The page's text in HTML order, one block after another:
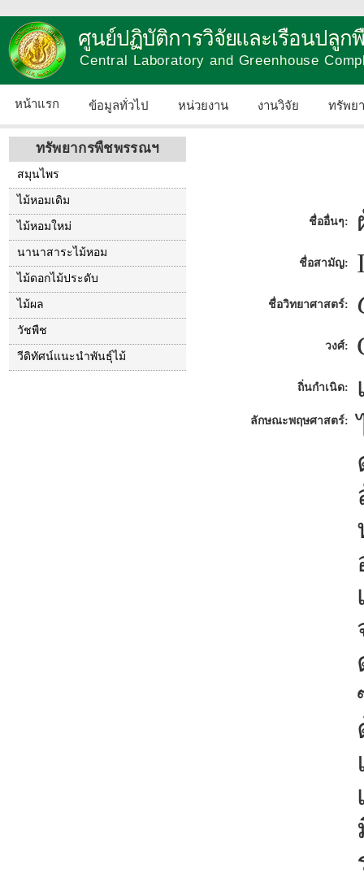
ศูนย์ปฏิบัติการวิจัยและเรือนปลูก
Central Laboratory and Greenhouse
หน้าแรก ข้อมูลทั่วไป หน่วยงาน งานวิจัย ทรัพย
ทรัพยากรพืชพรรณฯ
สมุนไพร
ไม้หอมเดิม
ไม้หอมใหม่
นานาสาระไม้หอม
ไม้ดอกไม้ประดับ
ไม้ผล
วัชพืช
วีดิทัศน์แนะนำพันธุ์ไม้
ชื่ออื่นๆ:
ชื่อสามัญ:
ชื่อวิทยาศาสตร์:
วงศ์:
ถิ่นกำเนิด:
ลักษณะพฤษศาสตร์: